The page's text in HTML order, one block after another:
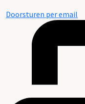
Doorsturen per email